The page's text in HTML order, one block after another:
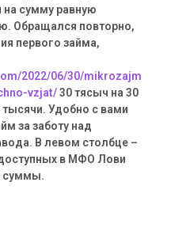
на сумму равную
Обращался повторно,
первого займа,
2022/06/30/mikrozajm
vzjat/30 тясыч на 30
тысячи. Удобно с вами
за заботу над
В левом столбце –
в МФО Лови
суммы.